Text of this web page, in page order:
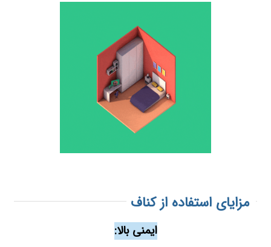
مزایای استفاده از کناف
ایمنی بالا: